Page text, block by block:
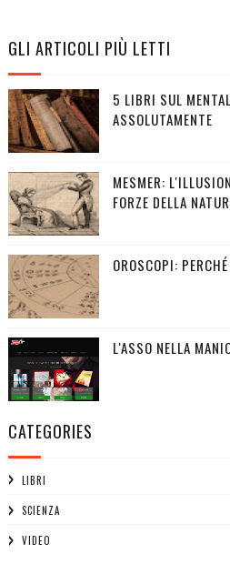
GLI ARTICOLI PIÙ LETTI
5 LIBRI SUL
ASSOLUTAMENTE
MESMER:
FORZE DELLA
OROSCOPI:
L'ASSO NELLA
CATEGORIES
LIBRI
SCIENZA
VIDEO